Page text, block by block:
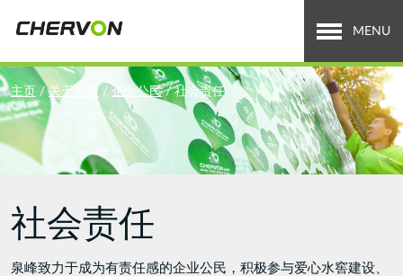
MENU
关于泉峰
全球业务
招贤纳士
新闻中心
You
are
here
主页 /关于泉峰 / 企业公民/社会责任
社会责任
泉峰致力于成为有责任感的企业公民，积极参与爱心水窖建设、